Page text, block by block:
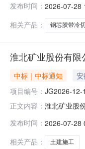
发布时间： 2026-07-28
相关产品：
钢芯胶带冷
淮北矿业股份有
中标｜中标通知
项目编号： JG2026-12-
正文内容： 淮北矿业股
限公司下浮
发布时间： 2026-07-28
相关产品：
土建施工